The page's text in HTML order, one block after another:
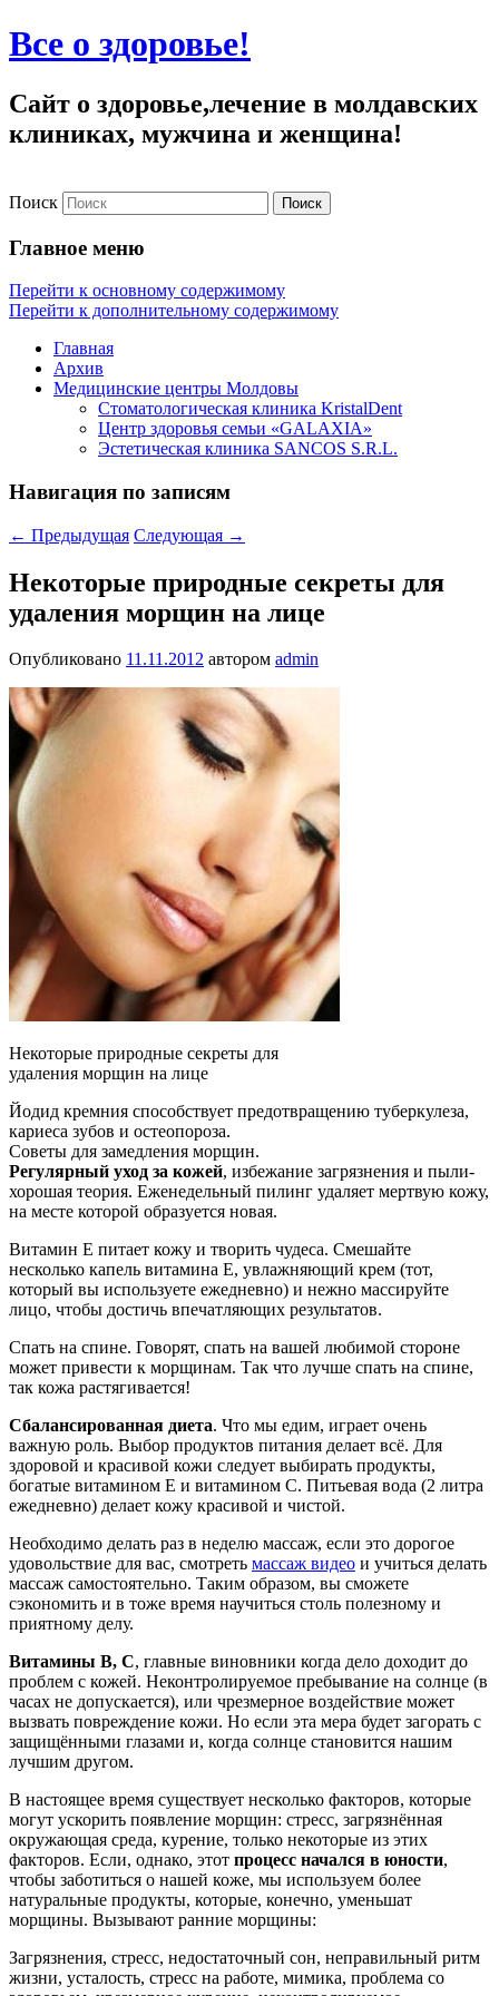
Все о здоровье!
Сайт о здоровье,лечение в молдавских
клиниках, мужчина и женщина!
Поиск
Главное меню
Перейти к основному содержимому
Перейти к дополнительному содержимому
Главная
Архив
Медицинские центры Молдовы
Стоматологическая клиника KristalDent
Центр здоровья семьи «GALAXIA»
Эстетическая клиника SANCOS S.R.L.
Навигация по записям
← Предыдущая Следующая →
Некоторые природные секреты для
удаления морщин на лице
Опубликовано 11.11.2012 автором admin
Некоторые природные секреты для
удаления морщин на лице
Йодид кремния способствует предотвращению туберкулеза,
кариеса зубов и остеопороза.
Советы для замедления морщин.
Регулярный уход за кожей, избежание загрязнения и пыли-
хорошая теория. Еженедельный пилинг удаляет мертвую кожу,
на месте которой образуется новая.
Витамин Е питает кожу и творить чудеса. Смешайте
несколько капель витамина Е, увлажняющий крем (тот,
который вы используете ежедневно) и нежно массируйте
лицо, чтобы достичь впечатляющих результатов.
Спать на спине. Говорят, спать на вашей любимой стороне
может привести к морщинам. Так что лучше спать на спине,
так кожа растягивается!
Сбалансированная диета. Что мы едим, играет очень
важную роль. Выбор продуктов питания делает всё. Для
здоровой и красивой кожи следует выбирать продукты,
богатые витамином Е и витамином С. Питьевая вода (2 литра
ежедневно) делает кожу красивой и чистой.
Необходимо делать раз в неделю массаж, если это дорогое
удовольствие для вас, смотреть массаж видео и учиться делать
массаж самостоятельно. Таким образом, вы сможете
сэкономить и в тоже время научиться столь полезному и
приятному делу.
Витамины В, С, главные виновники когда дело доходит до
проблем с кожей. Неконтролируемое пребывание на солнце (в
часах не допускается), или чрезмерное воздействие может
вызвать повреждение кожи. Но если эта мера будет загорать с
защищёнными глазами и, когда солнце становится нашим
лучшим другом.
В настоящее время существует несколько факторов, которые
могут ускорить появление морщин: стресс, загрязнённая
окружающая среда, курение, только некоторые из этих
факторов. Если, однако, этот процесс начался в юности,
чтобы заботиться о нашей коже, мы используем более
натуральные продукты, которые, конечно, уменьшат
морщины. Вызывают ранние морщины:
Загрязнения, стресс, недостаточный сон, неправильный ритм
жизни, усталость, стресс на работе, мимика, проблема со